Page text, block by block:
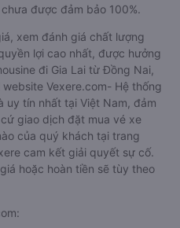
được đảm bảo 100%.
xem đánh giá chất lượng
lợi cao nhất, được hưởng
đi Gia Lai từ Đồng Nai,
Vexere.com- Hệ thống
tín nhất tại Việt Nam, đảm
giao dịch đặt mua vé xe
của quý khách tại trang
cam kết giải quyết sự cố.
hoặc hoàn tiền sẽ tùy theo